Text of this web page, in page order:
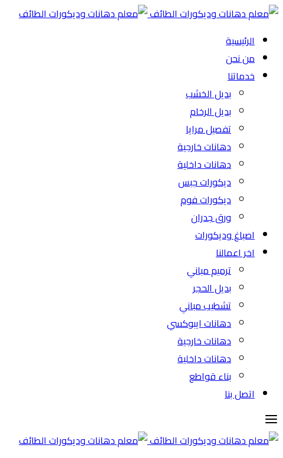
الرئيسية
من نحن
خدماتنا
بديل الخشب
بديل الرخام
تفصيل مرايا
دهانات خارجية
دهانات داخلية
ديكورات جبس
ديكورات فوم
ورق جدران
اصباغ وديكورات
اخر اعمالنا
ترميم مباني
بديل الحجر
تشطيب مباني
دهانات ايبوكسي
دهانات خارجية
دهانات داخلية
بناء قواطع
اتصل بنا